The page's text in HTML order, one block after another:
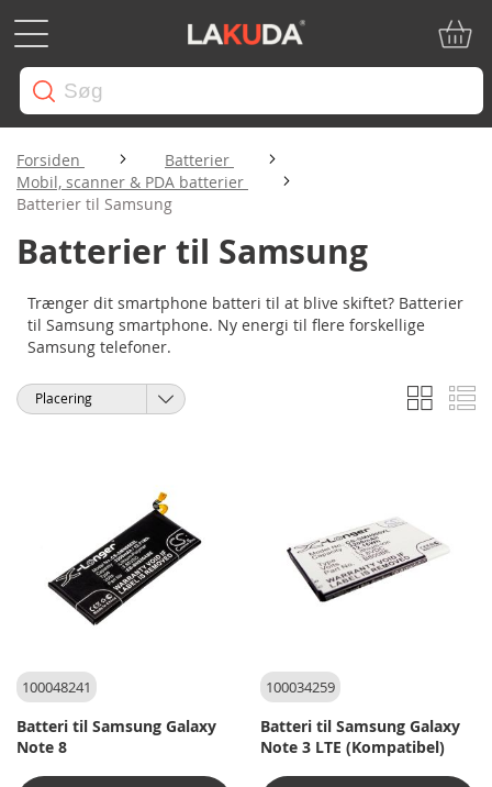
Forsiden
Batterier
Mobil, scanner & PDA batterier
Batterier til Samsung
Batterier til Samsung
Trænger dit smartphone batteri til at blive skiftet? Batterier
til Samsung smartphone. Ny energi til flere forskellige
Samsung telefoner.
Vis
som
Gitter
Sorter
100048241
Batteri til Samsung Galaxy
Note 8
100034259
Batteri til Samsung Galaxy
Note 3 LTE (Kompatibel)